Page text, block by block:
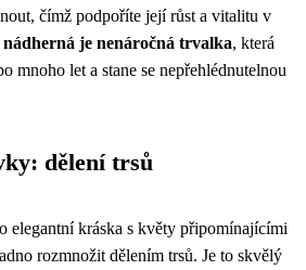
čímž podpoříte její růst a vitalitu v
je nenáročná trvalka, která
mnoho let a stane se nepřehlédnutelnou
dělení trsů
elegantní kráska s květy připomínajícími
rozmnožit dělením trsů. Je to skvělý